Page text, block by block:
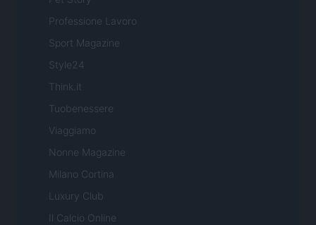
Professione Lavoro
Sport Magazine
Style24
Think.it
Tuobenessere
Viaggiamo
Nonne Magazine
Milano Cortina
Luxury Club
Il Calcio Online